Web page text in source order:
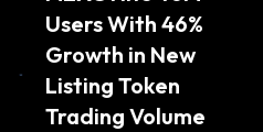
T
A
Users With 46%
Growth in New
Listing Token
Trading Volume